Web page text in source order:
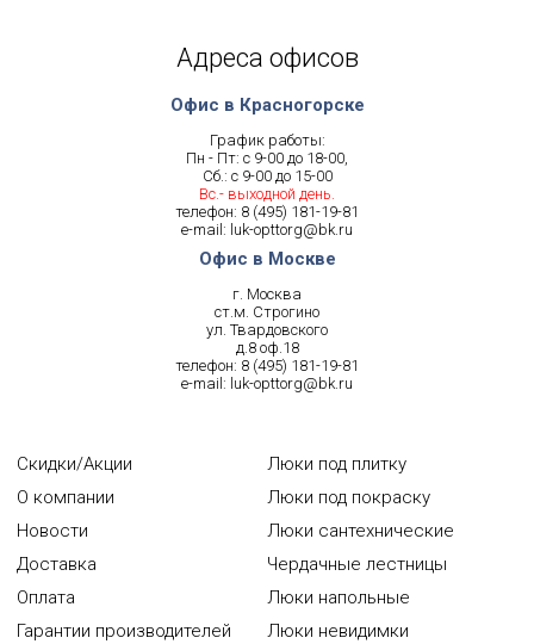
Адреса офисов
Офис в Красногорске
График работы:
Пн - Пт: с 9-00 до 18-00,
Сб.: с 9-00 до 15-00
Вс.- выходной день.
телефон: 8 (495) 181-19-81
e-mail: luk-opttorg@bk.ru
Офис в Москве
г. Москва
ст.м. Строгино
ул. Твардовского
д.8 оф.18
телефон: 8 (495) 181-19-81
e-mail: luk-opttorg@bk.ru
Скидки/Акции
О компании
Новости
Доставка
Оплата
Гарантии производителей
Люки под плитку
Люки под покраску
Люки сантехнические
Чердачные лестницы
Люки напольные
Люки невидимки